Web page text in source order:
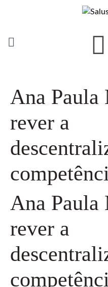
Ana Paula
rever a
Ana Paula
rever a